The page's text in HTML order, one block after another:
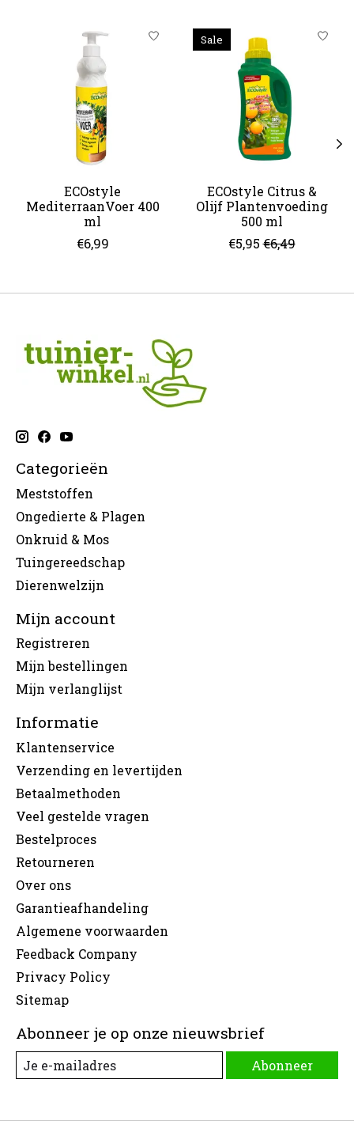
Items van productcarrousel
ECOstyle
MediterraanVoer 400
ml
€6,99
Sale
ECOstyle Citrus &
Olijf Plantenvoeding
500 ml
€5,95 €6,49
Categorieën
Meststoffen
Ongedierte & Plagen
Onkruid & Mos
Tuingereedschap
Dierenwelzijn
Mijn account
Registreren
Mijn bestellingen
Mijn verlanglijst
Informatie
Klantenservice
Verzending en levertijden
Betaalmethoden
Veel gestelde vragen
Bestelproces
Retourneren
Over ons
Garantieafhandeling
Algemene voorwaarden
Feedback Company
Privacy Policy
Sitemap
Abonneer je op onze nieuwsbrief
Abonneer